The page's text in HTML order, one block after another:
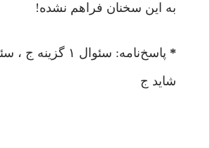
به این سخنان فراهم نشده!
*
شاید ج